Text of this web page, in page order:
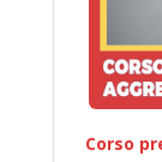
Corso